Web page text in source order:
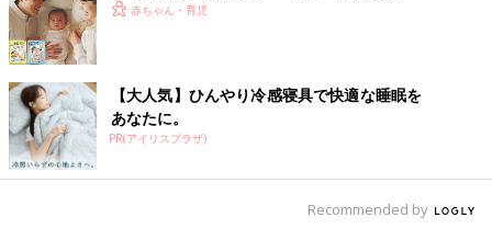
赤ちゃん・育児
【大人気】ひんやり冷感寝具で快適な睡眠を
あなたに。
PR(アイリスプラザ)
Recommended by